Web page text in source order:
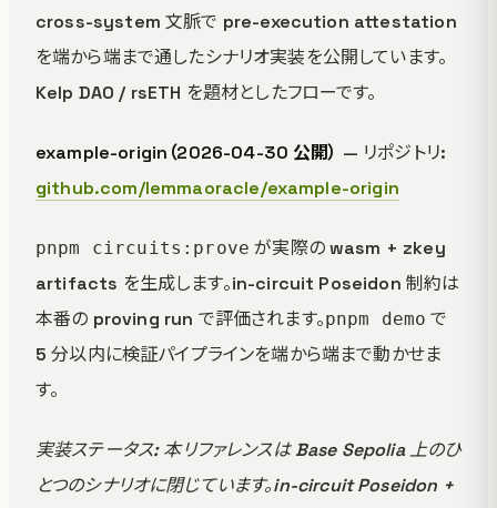
cross-system 文脈で pre-execution attestation
を端から端まで通したシナリオ実装を公開しています。
Kelp DAO / rsETH を題材としたフローです。
example-origin（2026-04-30 公開） — リポジトリ:
github.com/lemmaoracle/example-origin
pnpm circuits:prove が実際の wasm + zkey
artifacts を生成します。in-circuit Poseidon 制約は
本番の proving run で評価されます。pnpm demo で
5 分以内に検証パイプラインを端から端まで動かせま
す。
実装ステータス: 本リファレンスは Base Sepolia 上のひ
とつのシナリオに閉じています。in-circuit Poseidon +